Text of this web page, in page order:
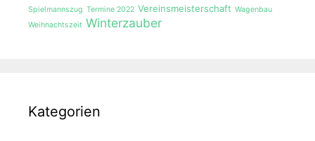
Spielmannszug Termine 2022 Vereinsmeisterschaft Wagenbau
Weihnachtszeit Winterzauber
Kategorien